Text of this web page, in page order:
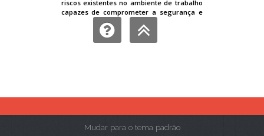
Mudar para o tema padrão